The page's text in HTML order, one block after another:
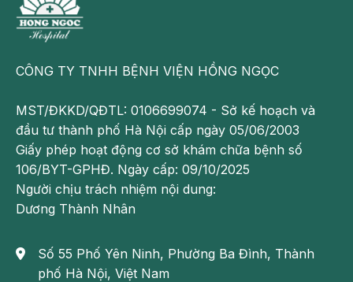
CÔNG TY TNHH BỆNH VIỆN HỒNG NGỌC
MST/ĐKKD/QĐTL: 0106699074 - Sở kế hoạch và
đầu tư thành phố Hà Nội cấp ngày 05/06/2003
Giấy phép hoạt động cơ sở khám chữa bệnh số
106/BYT-GPHĐ. Ngày cấp: 09/10/2025
Người chịu trách nhiệm nội dung:
Dương Thành Nhân
Số 55 Phố Yên Ninh, Phường Ba Đình, Thành
phố Hà Nội, Việt Nam